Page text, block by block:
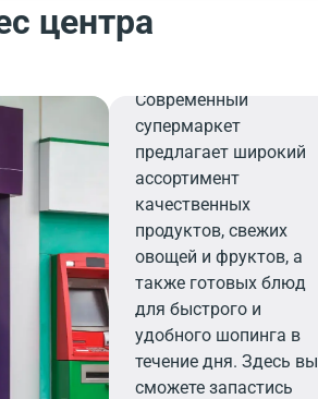
центра
Современный
супермаркет
предлагает широкий
ассортимент
качественных
продуктов, свежих
овощей и фруктов, а
также готовых блюд
для быстрого и
удобного шопинга в
течение дня. Здесь вы
сможете запастись